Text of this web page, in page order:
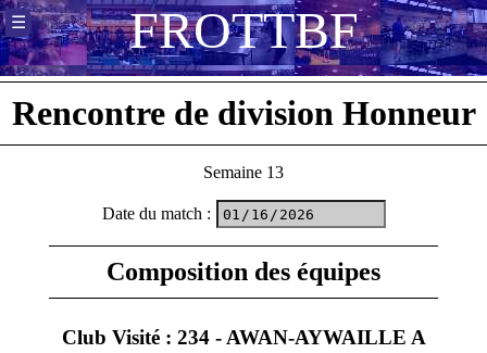
FROTTBF
☰
Rencontre de division Honneur
Semaine 13
Date du match :
Composition des équipes
Club Visité : 234 - AWAN-AYWAILLE A